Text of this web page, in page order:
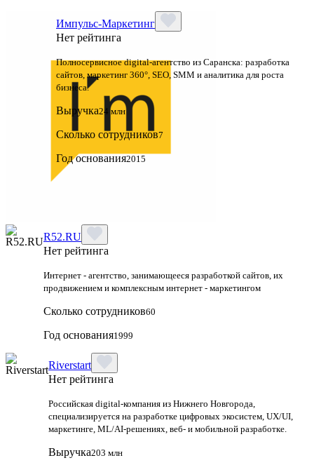
Импульс-Маркетинг
Нет рейтинга
Полносервисное digital-агентство из Саранска: разработка
сайтов, маркетинг 360°, SEO, SMM и аналитика для роста
бизнеса.
Выручка24 млн
Сколько сотрудников7
Год основания2015
R52.RU
Нет рейтинга
Интернет - агентство, занимающееся разработкой сайтов, их
продвижением и комплексным интернет - маркетингом
Сколько сотрудников60
Год основания1999
Riverstart
Нет рейтинга
Российская digital‑компания из Нижнего Новгорода,
специализируется на разработке цифровых экосистем, UX/UI,
маркетинге, ML/AI‑решениях, веб‑ и мобильной разработке.
Выручка203 млн